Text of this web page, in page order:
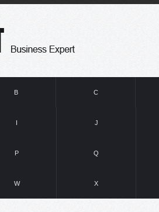
B C
I J
P Q
W X